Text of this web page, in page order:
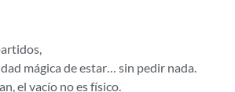
mágica de estar… sin pedir nada.
el vacío no es físico.